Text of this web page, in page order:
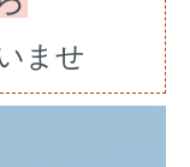
ませ